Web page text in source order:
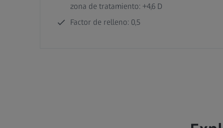
zona de tratamiento: +4,6 D
Factor de relleno: 0,5